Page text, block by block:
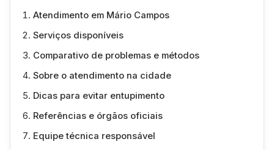
Atendimento em Mário Campos
Serviços disponíveis
Comparativo de problemas e métodos
Sobre o atendimento na cidade
Dicas para evitar entupimento
Referências e órgãos oficiais
Equipe técnica responsável